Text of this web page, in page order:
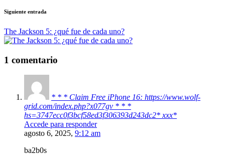
Siguiente entrada
The Jackson 5: ¿qué fue de cada uno?
1 comentario
* * * Claim Free iPhone 16: https://www.wolf-
grid.com/index.php?x077gv * * *
hs=3747ecc0f3bcf58ed3f306393d243dc2* ххх*
Accede para responder
agosto 6, 2025, 9:12 am
ba2b0s